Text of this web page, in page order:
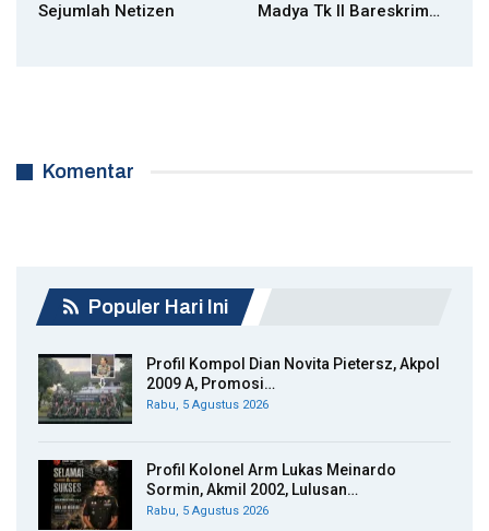
Sejumlah Netizen
Madya Tk II Bareskrim…
Komentar
Populer Hari Ini
Profil Kompol Dian Novita Pietersz, Akpol
2009 A, Promosi…
Rabu, 5 Agustus 2026
Profil Kolonel Arm Lukas Meinardo
Sormin, Akmil 2002, Lulusan…
Rabu, 5 Agustus 2026